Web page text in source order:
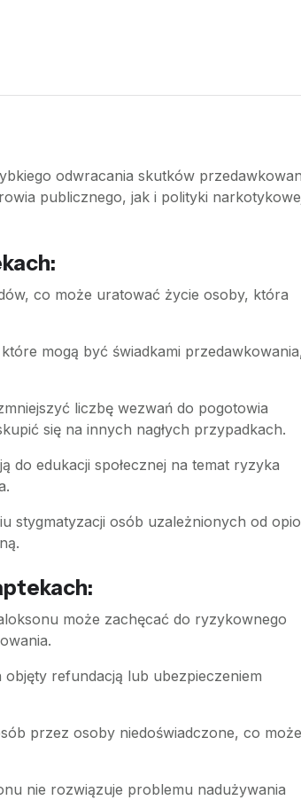
odwracania skutków
publicznego, jak i polityki
co może uratować życie osoby, która
mogą być świadkami
liczbę wezwań do pogotowia
się na innych nagłych przypadkach.
do edukacji społecznej na temat ryzyka
stygmatyzacji osób uzależnionych od
może zachęcać do ryzykownego
refundacją lub ubezpieczeniem
przez osoby niedoświadczone, co może
nie rozwiązuje problemu nadużywania